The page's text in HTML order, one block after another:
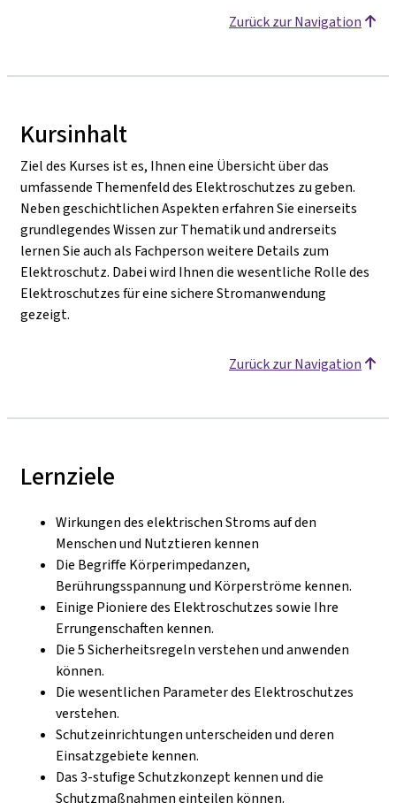
Zurück zur Navigation
Kursinhalt
Ziel des Kurses ist es, Ihnen eine Übersicht über das
umfassende Themenfeld des Elektroschutzes zu geben.
Neben geschichtlichen Aspekten erfahren Sie einerseits
grundlegendes Wissen zur Thematik und andrerseits
lernen Sie auch als Fachperson weitere Details zum
Elektroschutz. Dabei wird Ihnen die wesentliche Rolle des
Elektroschutzes für eine sichere Stromanwendung
gezeigt.
Zurück zur Navigation
Lernziele
Wirkungen des elektrischen Stroms auf den
Menschen und Nutztieren kennen
Die Begriffe Körperimpedanzen,
Berührungsspannung und Körperströme kennen.
Einige Pioniere des Elektroschutzes sowie Ihre
Errungenschaften kennen.
Die 5 Sicherheitsregeln verstehen und anwenden
können.
Die wesentlichen Parameter des Elektroschutzes
verstehen.
Schutzeinrichtungen unterscheiden und deren
Einsatzgebiete kennen.
Das 3-stufige Schutzkonzept kennen und die
Schutzmaßnahmen einteilen können.